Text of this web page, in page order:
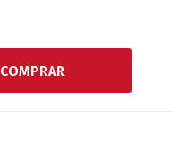
COMPRAR